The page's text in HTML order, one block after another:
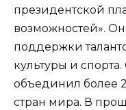
президентской
возможностей».
поддержки
культуры и
объединил более
стран мира. В